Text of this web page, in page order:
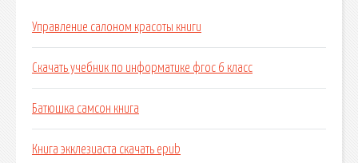
Управление салоном красоты книги
Скачать учебник по информатике фгос 6 класс
Батюшка самсон книга
Книга экклезиаста скачать epub